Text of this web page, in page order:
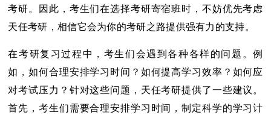
考研。因此，考生们在选择考研寄宿班时，不妨优先考虑
天任考研，相信它会为你的考研之路提供强有力的支持。
在考研复习过程中，考生们会遇到各种各样的问题。例
如，如何合理安排学习时间？如何提高学习效率？如何应
对考试压力？针对这些问题，天任考研提供了一些建议。
首先，考生们需要合理安排学习时间，制定科学的学习计